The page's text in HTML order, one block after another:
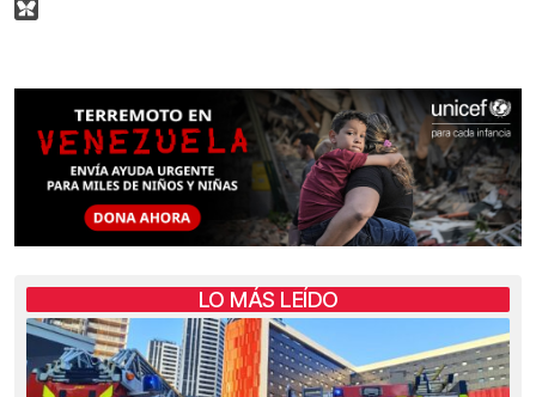
LO MÁS LEÍDO